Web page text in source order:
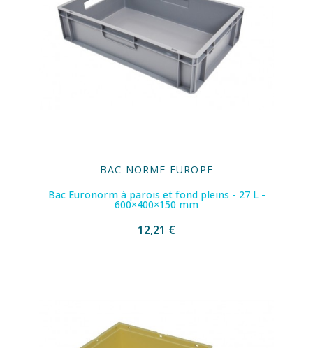
BAC NORME EUROPE
Bac Euronorm à parois et fond pleins - 27 L -
600×400×150 mm
12,21 €